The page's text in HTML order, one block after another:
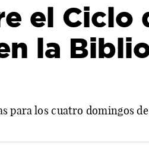
el Ciclo
la
para los cuatro domingos